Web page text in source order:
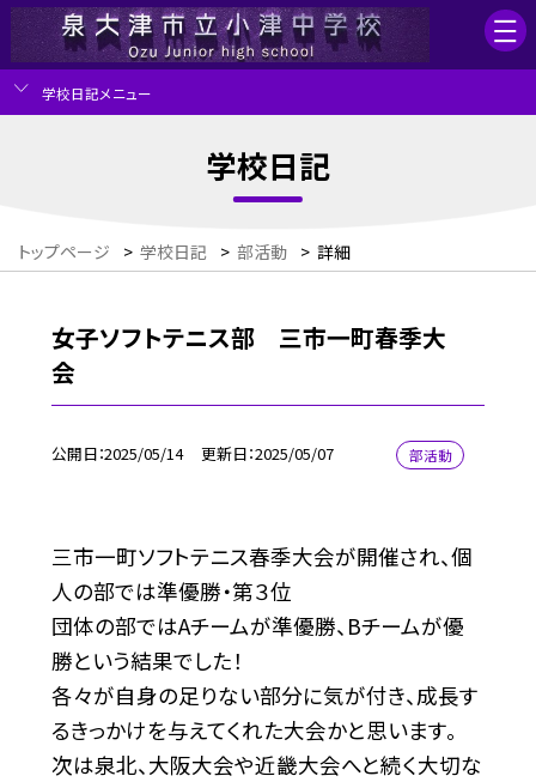
学校日記メニュー
学校日記
トップページ > 学校日記 > 部活動 > 詳細
女子ソフトテニス部 三市一町春季大
会
公開日 2025/05/14 更新日 2025/05/07 部活動
三市一町ソフトテニス春季大会が開催され、個
人の部では準優勝・第３位
団体の部ではAチームが準優勝、Bチームが優
勝という結果でした！
各々が自身の足りない部分に気が付き、成長す
るきっかけを与えてくれた大会かと思います。
次は泉北、大阪大会や近畿大会へと続く大切な